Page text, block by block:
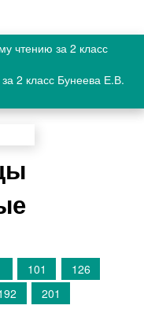
чтению за 2 класс
2 класс Бунеева Е.В.
101
126
201